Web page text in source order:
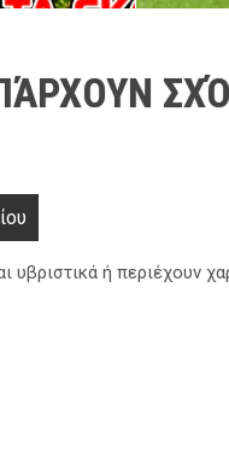
υβριστικά ή περιέχουν